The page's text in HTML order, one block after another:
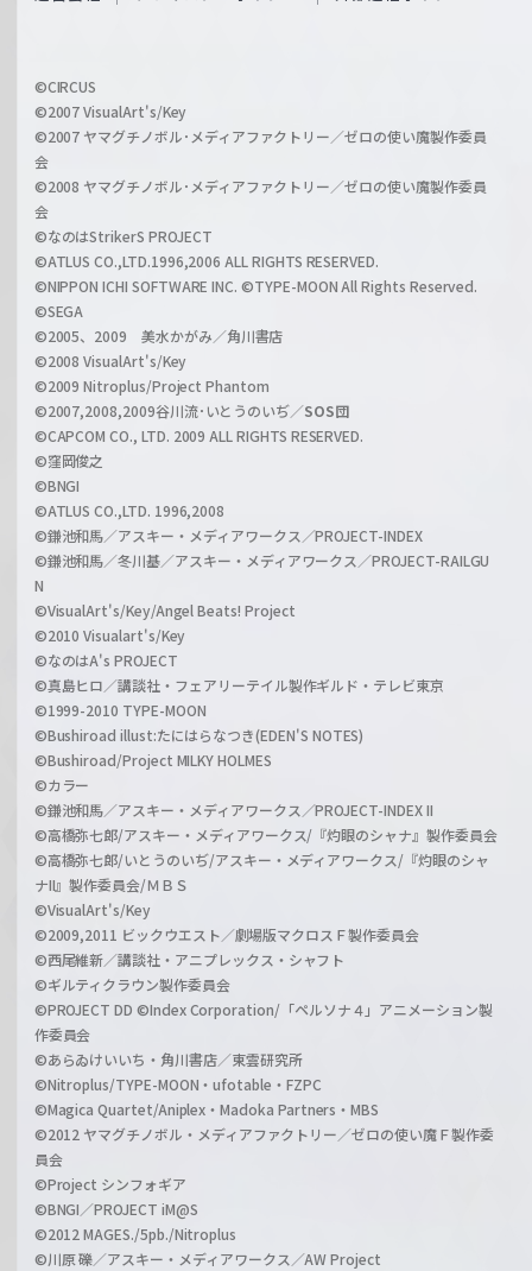
a
r
z
i
l
h
a
n
l
©CIRCUS
©2007 VisualArt's/Key
©2007 ヤマグチノボル･メディアファクトリー／ゼロの使い魔製作委員
会
©2008 ヤマグチノボル･メディアファクトリー／ゼロの使い魔製作委員
会
©なのはStrikerS PROJECT
©ATLUS CO.,LTD.1996,2006 ALL RIGHTS RESERVED.
©NIPPON ICHI SOFTWARE INC. ©TYPE-MOON All Rights Reserved.
©SEGA
©2005、2009 美水かがみ／角川書店
©2008 VisualArt's/Key
©2009 Nitroplus/Project Phantom
©2007,2008,2009谷川流･いとうのいぢ／SOS団
©CAPCOM CO., LTD. 2009 ALL RIGHTS RESERVED.
©窪岡俊之
©BNGI
©ATLUS CO.,LTD. 1996,2008
©鎌池和馬／アスキー・メディアワークス／PROJECT-INDEX
©鎌池和馬／冬川基／アスキー・メディアワークス／PROJECT-RAILGU
N
©VisualArt's/Key/Angel Beats! Project
©2010 Visualart's/Key
©なのはA's PROJECT
©真島ヒロ／講談社・フェアリーテイル製作ギルド・テレビ東京
©1999-2010 TYPE-MOON
©Bushiroad illust:たにはらなつき(EDEN'S NOTES)
©Bushiroad/Project MILKY HOLMES
©カラー
©鎌池和馬／アスキー・メディアワークス／PROJECT-INDEX II
©高橋弥七郎/アスキー・メディアワークス/『灼眼のシャナ』製作委員会
©高橋弥七郎/いとうのいぢ/アスキー・メディアワークス/『灼眼のシャ
ナII』製作委員会/ＭＢＳ
©VisualArt's/Key
©2009,2011 ビックウエスト／劇場版マクロスＦ製作委員会
©西尾維新／講談社・アニプレックス・シャフト
©ギルティクラウン製作委員会
©PROJECT DD ©Index Corporation/「ペルソナ４」アニメーション製
作委員会
©あらゐけいいち・角川書店／東雲研究所
©Nitroplus/TYPE-MOON・ufotable・FZPC
©Magica Quartet/Aniplex・Madoka Partners・MBS
©2012 ヤマグチノボル・メディアファクトリー／ゼロの使い魔Ｆ製作委
員会
©Project シンフォギア
©BNGI／PROJECT iM@S
©2012 MAGES./5pb./Nitroplus
©川原 礫／アスキー・メディアワークス／AW Project